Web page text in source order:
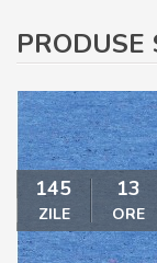
PRODUSE
145
ZILE
13
ORE